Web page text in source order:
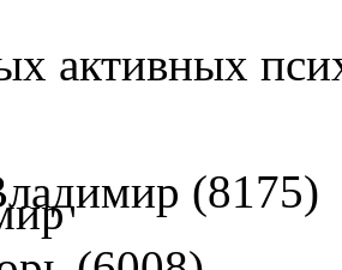
активных
(8175)